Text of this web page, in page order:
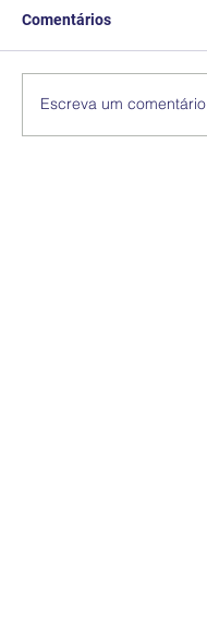
Comentários
Escreva um comentário